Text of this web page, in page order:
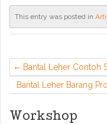
This entry was posted in
Bantal Leher Contoh
Bantal Leher Barang
Workshop